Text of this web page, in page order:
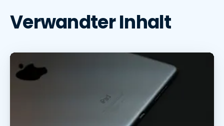
Verwandter Inhalt